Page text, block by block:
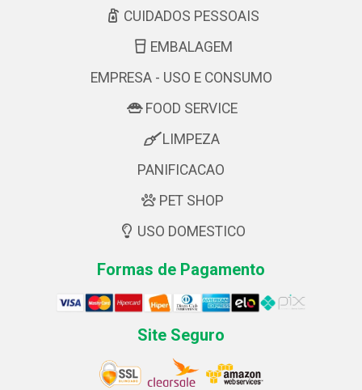
CUIDADOS PESSOAIS
EMBALAGEM
EMPRESA - USO E CONSUMO
FOOD SERVICE
LIMPEZA
PANIFICACAO
PET SHOP
USO DOMESTICO
Formas de Pagamento
Site Seguro